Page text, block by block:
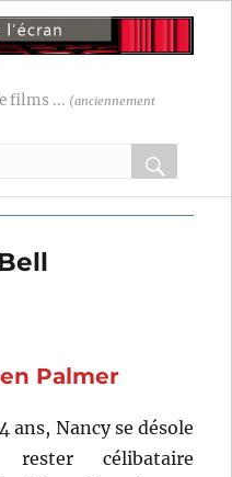
films ... (anciennement
OK
Palmer
ans, Nancy se désole
rester célibataire